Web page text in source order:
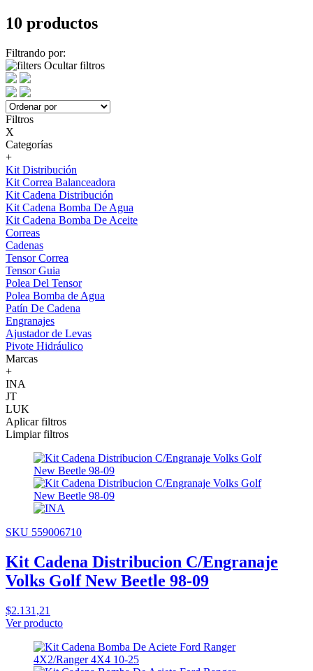
10 productos
Filtrando por:
Ocultar filtros
Filtros
X
Categorías
+
Kit Distribución
Kit Correa Balanceadora
Kit Cadena Distribución
Kit Cadena Bomba De Agua
Kit Cadena Bomba De Aceite
Correas
Cadenas
Tensor Correa
Tensor Guia
Polea Del Tensor
Polea Bomba de Agua
Patín De Cadena
Engranajes
Ajustador de Levas
Pivote Hidráulico
Marcas
+
INA
JT
LUK
Aplicar filtros
Limpiar filtros
SKU 559006710
Kit Cadena Distribucion C/Engranaje
Volks Golf New Beetle 98-09
$2.131,21
Ver producto